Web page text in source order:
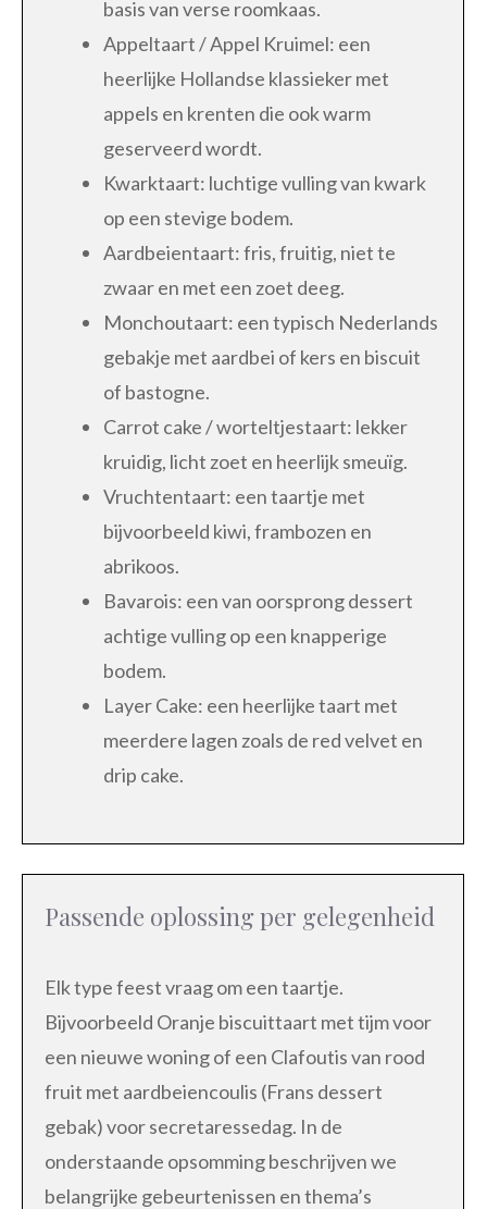
basis van verse roomkaas.
Appeltaart / Appel Kruimel: een
heerlijke Hollandse klassieker met
appels en krenten die ook warm
geserveerd wordt.
Kwarktaart: luchtige vulling van kwark
op een stevige bodem.
Aardbeientaart: fris, fruitig, niet te
zwaar en met een zoet deeg.
Monchoutaart: een typisch Nederlands
gebakje met aardbei of kers en biscuit
of bastogne.
Carrot cake / worteltjestaart: lekker
kruidig, licht zoet en heerlijk smeuïg.
Vruchtentaart: een taartje met
bijvoorbeeld kiwi, frambozen en
abrikoos.
Bavarois: een van oorsprong dessert
achtige vulling op een knapperige
bodem.
Layer Cake: een heerlijke taart met
meerdere lagen zoals de red velvet en
drip cake.
Passende oplossing per gelegenheid
Elk type feest vraag om een taartje.
Bijvoorbeeld Oranje biscuittaart met tijm voor
een nieuwe woning of een Clafoutis van rood
fruit met aardbeiencoulis (Frans dessert
gebak) voor secretaressedag. In de
onderstaande opsomming beschrijven we
belangrijke gebeurtenissen en thema’s